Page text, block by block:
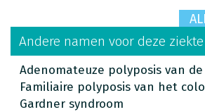
Andere namen voor deze ziekte
Adenomateuze polyposis van
Familiaire polyposis van het
Gardner syndroom